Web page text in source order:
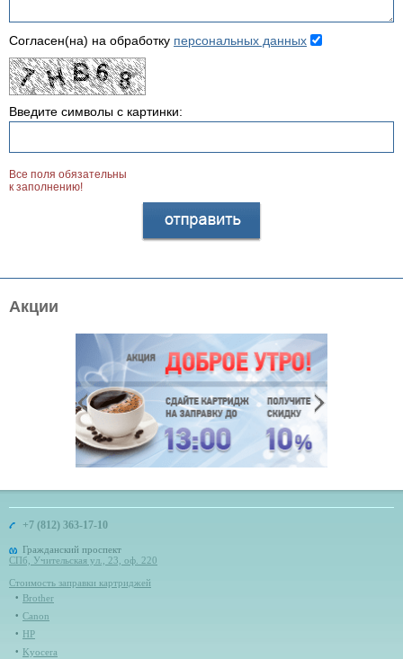
Акции
Согласен(на) на обработку персональных данных
Введите символы с картинки:
Все поля обязательны
к заполнению!
+7 (812) 363-17-10
Гражданский проспект
СПб, Учительская ул., 23, оф. 220
Стоимость заправки картриджей
Brother
Canon
HP
Kyocera